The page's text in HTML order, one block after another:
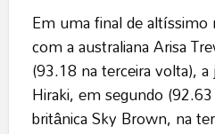
Em uma final de
com a australiana Arisa
(93.18 na terceira volta), a
Hiraki, em segundo
britânica Sky Brown, na